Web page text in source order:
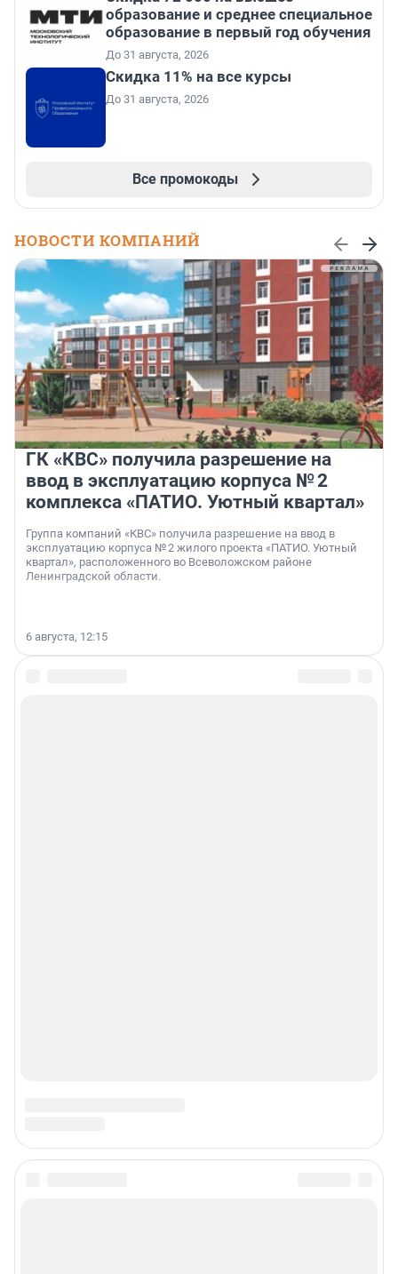
образование и среднее специальное
образование в первый год обучения
До 31 августа, 2026
Скидка 11% на все курсы
До 31 августа, 2026
Все промокоды
НОВОСТИ КОМПАНИЙ
ГК «КВС» получила разрешение на
ввод в эксплуатацию корпуса № 2
комплекса «ПАТИО. Уютный квартал»
Группа компаний «КВС» получила разрешение на ввод в
эксплуатацию корпуса № 2 жилого проекта «ПАТИО. Уютный
квартал», расположенного во Всеволожском районе
Ленинградской области.
6 августа, 12:15